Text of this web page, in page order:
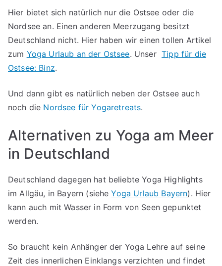
Hier bietet sich natürlich nur die Ostsee oder die
Nordsee an. Einen anderen Meerzugang besitzt
Deutschland nicht. Hier haben wir einen tollen Artikel
zum Yoga Urlaub an der Ostsee. UnserTipp für die
Ostsee: Binz.
Und dann gibt es natürlich neben der Ostsee auch
noch die Nordsee für Yogaretreats.
Alternativen zu Yoga am Meer
in Deutschland
Deutschland dagegen hat beliebte Yoga Highlights
im Allgäu, in Bayern (sieheYoga Urlaub Bayern). Hier
kann auch mit Wasser in Form von Seen gepunktet
werden.
So braucht kein Anhänger der Yoga Lehre auf seine
Zeit des innerlichen Einklangs verzichten und findet